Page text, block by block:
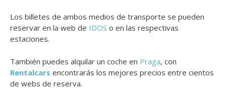
Los billetes de ambos medios de transporte se pueden
reservar en la web de IDOS o en las respectivas
estaciones.
También puedes alquilar un coche en Praga, con
Rentalcars encontrarás los mejores precios entre cientos
de webs de reserva.